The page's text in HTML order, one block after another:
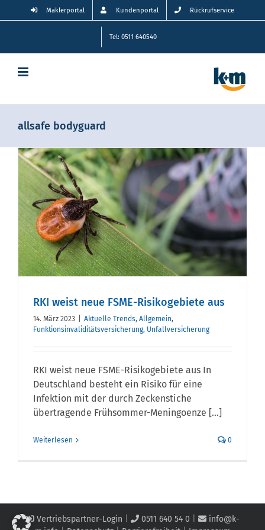
Inhalt
Maklerportal Kundenportal Rückrufservice
Tel: 0511 640540
allsafe bodyguard
RKI weist neue FSME-Risikogebiete aus
14. März 2023 Aktuelle Trends, Allgemein,
Funktionsinvaliditätsversicherung, Unfallversicherung
RKI weist neue FSME-Risikogebiete aus In
Deutschland besteht ein Risiko für eine
Infektion mit der durch Zeckenstiche
übertragende Frühsommer-Meningoenze [...]
Weiterlesen 0
Vertriebspartner-Login 0511 640 54 0
info@k-